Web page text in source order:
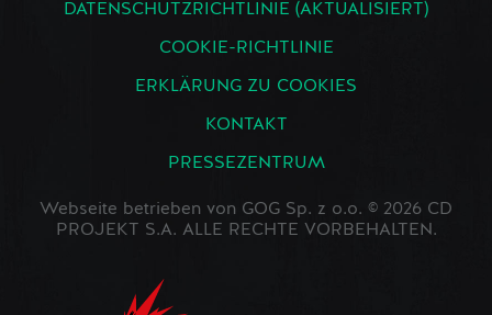
DATENSCHUTZRICHTLINIE (AKTUALISIERT)
COOKIE-RICHTLINIE
ERKLÄRUNG ZU COOKIES
KONTAKT
PRESSEZENTRUM
Webseite betrieben von GOG Sp. z o.o. © 2026 CD
PROJEKT S.A. ALLE RECHTE VORBEHALTEN.